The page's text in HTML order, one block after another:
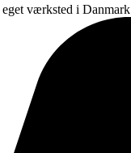
eget værksted i Danmark